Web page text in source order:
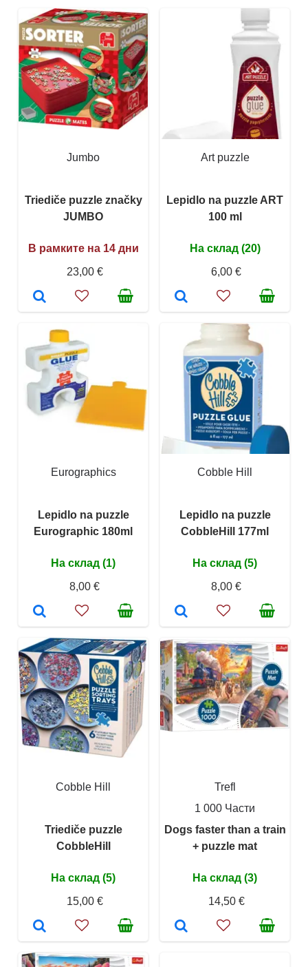
Jumbo
Triediče puzzle značky
JUMBO
В рамките на 14 дни
23,00 €
Art puzzle
Lepidlo na puzzle ART
100 ml
На склад (20)
6,00 €
Eurographics
Lepidlo na puzzle
Eurographic 180ml
На склад (1)
8,00 €
Cobble Hill
Lepidlo na puzzle
CobbleHill 177ml
На склад (5)
8,00 €
Cobble Hill
Triediče puzzle
CobbleHill
На склад (5)
15,00 €
Trefl
1 000 Части
Dogs faster than a train
+ puzzle mat
На склад (3)
14,50 €